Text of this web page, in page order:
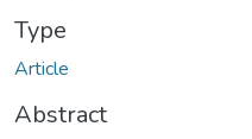
Type
Article
Abstract